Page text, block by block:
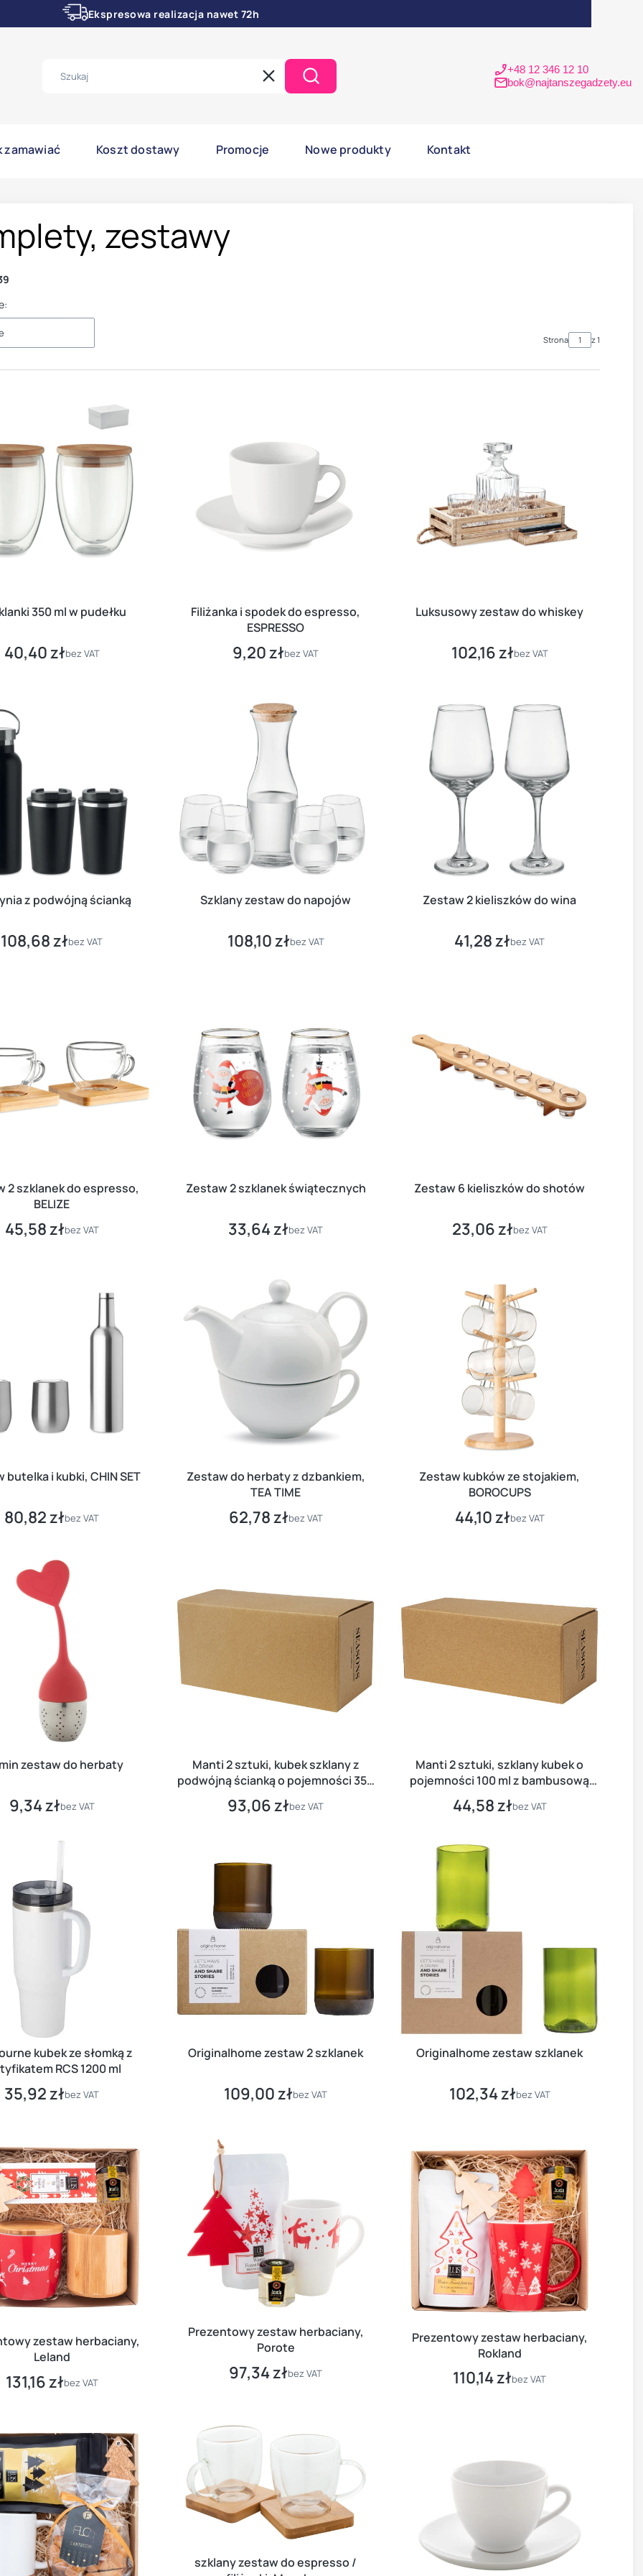
Ekspresowa realizacja nawet 72h
Wyczyść Szukaj
+48 12 346 12 10
bok@najtanszegadzety.eu
zamawiać Koszt dostawy Promocje Nowe produkty Kontakt
zestawy
Strona z 1
350 ml w pudełku
Cena
40,40 złbez VAT
Filiżanka i spodek do espresso,
ESPRESSO
Cena
9,20 złbez VAT
Luksusowy zestaw do whiskey
Cena
102,16 złbez VAT
z podwójną ścianką
Cena
108,68 złbez VAT
Szklany zestaw do napojów
Cena
108,10 złbez VAT
Zestaw 2 kieliszków do wina
Cena
41,28 złbez VAT
2 szklanek do espresso,
BELIZE
Cena
45,58 złbez VAT
Zestaw 2 szklanek świątecznych
Cena
33,64 złbez VAT
Zestaw 6 kieliszków do shotów
Cena
23,06 złbez VAT
butelka i kubki, CHIN SET
Cena
80,82 złbez VAT
Zestaw do herbaty z dzbankiem,
TEA TIME
Cena
62,78 złbez VAT
Zestaw kubków ze stojakiem,
BOROCUPS
Cena
44,10 złbez VAT
zestaw do herbaty
Cena
9,34 złbez VAT
Manti 2 sztuki, kubek szklany z
podwójną ścianką o pojemności 350
ml z bambusową podkładką
Cena
93,06 złbez VAT
Manti 2 sztuki, szklany kubek o
pojemności 100 ml z bambusową
podkładką
Cena
44,58 złbez VAT
kubek ze słomką z
RCS 1200 ml
Cena
35,92 złbez VAT
Originalhome zestaw 2 szklanek
Cena
109,00 złbez VAT
Originalhome zestaw szklanek
Cena
102,34 złbez VAT
zestaw herbaciany,
Leland
Cena
131,16 złbez VAT
Prezentowy zestaw herbaciany,
Porote
Cena
97,34 złbez VAT
Prezentowy zestaw herbaciany,
Rokland
Cena
110,14 złbez VAT
szklany zestaw do espresso /